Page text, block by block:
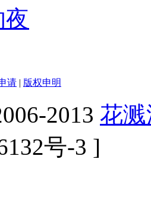
请 | 版权申明
2013 花
号-3 ]